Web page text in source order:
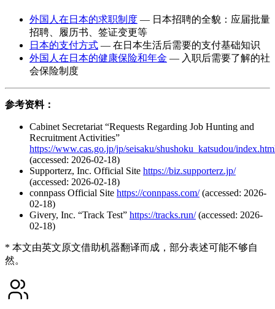
外国人在日本的求职制度 — 日本招聘的全貌：应届批量
招聘、履历书、签证变更等
日本的支付方式 — 在日本生活后需要的支付基础知识
外国人在日本的健康保险和年金 — 入职后需要了解的社
会保险制度
参考资料：
Cabinet Secretariat “Requests Regarding Job Hunting and
Recruitment Activities”
https://www.cas.go.jp/jp/seisaku/shushoku_katsudou/
(accessed: 2026-02-18)
Supporterz, Inc. Official Site https://biz.supporterz.jp/
(accessed: 2026-02-18)
connpass Official Site https://connpass.com/(accessed: 2026-
02-18)
Givery, Inc. “Track Test” https://tracks.run/(accessed: 2026-
02-18)
* 本文由英文原文借助机器翻译而成，部分表述可能不够自
然。